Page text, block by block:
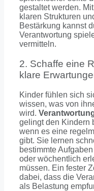
gestaltet werden.
klaren Strukturen
Bestärkung kannst
Verantwortung
vermitteln.
2. Schaffe eine
klare
Kinder fühlen sich
wissen, was von
wird.
gelingt den Kindern
wenn es eine
gibt. Sie lernen
bestimmte
oder wöchentlich
müssen. Ein fester
dabei, dass die
als Belastung